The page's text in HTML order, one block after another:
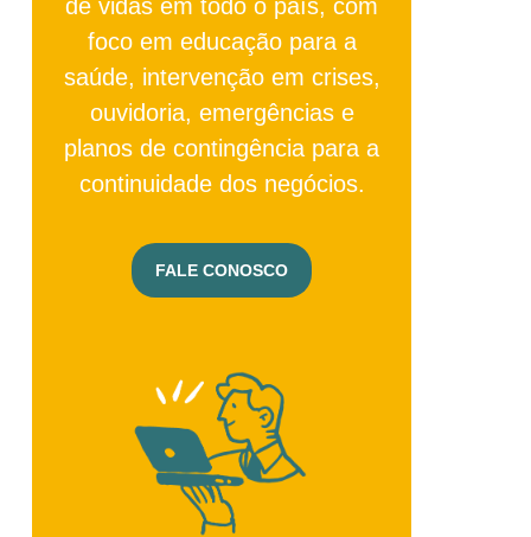
de vidas em todo o país, com
foco em educação para a
saúde, intervenção em crises,
ouvidoria, emergências e
planos de contingência para a
continuidade dos negócios.
FALE CONOSCO